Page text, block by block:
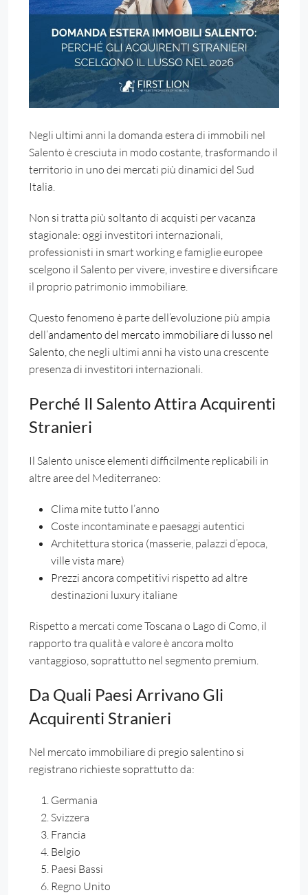
Negli ultimi anni la domanda estera di immobili nel
Salento è cresciuta in modo costante, trasformando il
territorio in uno dei mercati più dinamici del Sud
Italia.
Non si tratta più soltanto di acquisti per vacanza
stagionale: oggi investitori internazionali,
professionisti in smart working e famiglie europee
scelgono il Salento per vivere, investire e diversificare
il proprio patrimonio immobiliare.
Questo fenomeno è parte dell’evoluzione più ampia
dell’andamento del mercato immobiliare di lusso nel
Salento, che negli ultimi anni ha visto una crescente
presenza di investitori internazionali.
Perché Il Salento Attira Acquirenti
Stranieri
Il Salento unisce elementi difficilmente replicabili in
altre aree del Mediterraneo:
Clima mite tutto l’anno
Coste incontaminate e paesaggi autentici
Architettura storica (masserie, palazzi d’epoca,
ville vista mare)
Prezzi ancora competitivi rispetto ad altre
destinazioni luxury italiane
Rispetto a mercati come Toscana o Lago di Como, il
rapporto tra qualità e valore è ancora molto
vantaggioso, soprattutto nel segmento premium.
Da Quali Paesi Arrivano Gli
Acquirenti Stranieri
Nel mercato immobiliare di pregio salentino si
registrano richieste soprattutto da:
Germania
Svizzera
Francia
Belgio
Paesi Bassi
Regno Unito